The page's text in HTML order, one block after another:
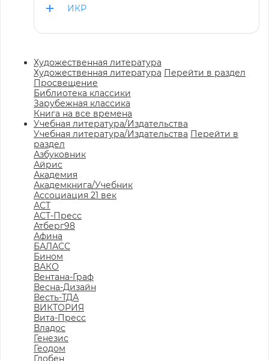
ИКР
Художественная литература
Художественная литература Перейти в раздел
Просвещение
Библиотека классики
Зарубежная классика
Книга на все времена
Учебная литература/Издательства
Учебная литература/Издательства Перейти в
раздел
Азбуковник
Айрис
Академия
Академкнига/Учебник
Ассоциация 21 век
АСТ
АСТ-Пресс
Атберг98
Афина
БАЛАСС
Бином
ВАКО
Вентана-Граф
Весна-Дизайн
Весть-ТДА
ВИКТОРИЯ
Вита-Пресс
Владос
Генезис
Геодом
Глобен